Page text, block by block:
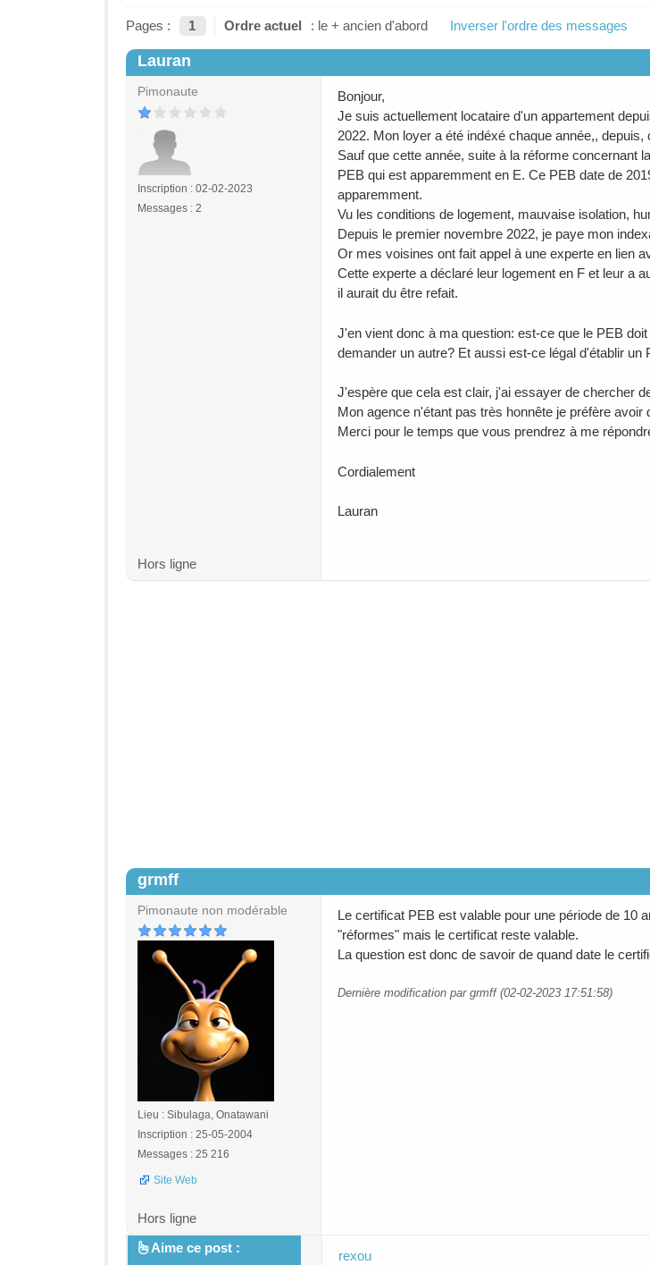
Pages : 1 Ordre actuel : le + ancien d'abord Inverser l'ordre des messages
Lauran
Pimonaute
Inscription : 02-02-2023
Messages : 2
Bonjour,
Je suis actuellement locataire d'un appartement
2022. Mon loyer a été indéxé chaque année,,
Sauf que cette année, suite à la réforme
PEB qui est apparemment en E. Ce PEB date de
apparemment.
Vu les conditions de logement, mauvaise isolation,
Depuis le premier novembre 2022, je paye mon
Or mes voisines ont fait appel à une experte en lien
Cette experte a déclaré leur logement en F et leur a
il aurait du être refait.
J'en vient donc à ma question: est-ce que le PEB
demander un autre? Et aussi est-ce légal d'établir un
J'espère que cela est clair, j'ai essayer de chercher
Mon agence n'étant pas très honnête je préfère
Merci pour le temps que vous prendrez à me
Cordialement
Lauran
Hors ligne
grmff
Pimonaute non modérable
Lieu : Sibulaga, Onatawani
Inscription : 25-05-2004
Messages : 25 216
Site Web
Le certificat PEB est valable pour une période de 10
"réformes" mais le certificat reste valable.
La question est donc de savoir de quand date le
Dernière modification par grmff (02-02-2023 17:51:58)
Hors ligne
Aime ce post :
rexou